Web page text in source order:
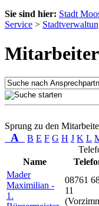
Sie sind hier: Stadt
Service >
Sprung zu den
A B E F G H J K L
Name
Mader
Maximilian -
1.
08761
11